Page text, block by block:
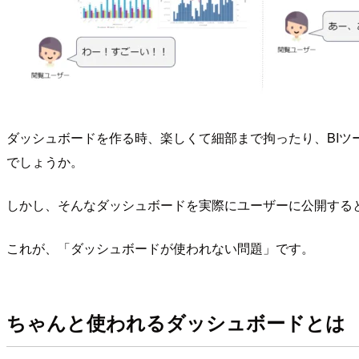
ダッシュボードを作る時、楽しくて細部まで拘ったり、BI
でしょうか。
しかし、そんなダッシュボードを実際にユーザーに公開す
これが、「ダッシュボードが使われない問題」です。
ちゃんと使われるダッシュボードとは